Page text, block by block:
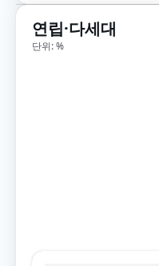
연립·다세대
단위: %